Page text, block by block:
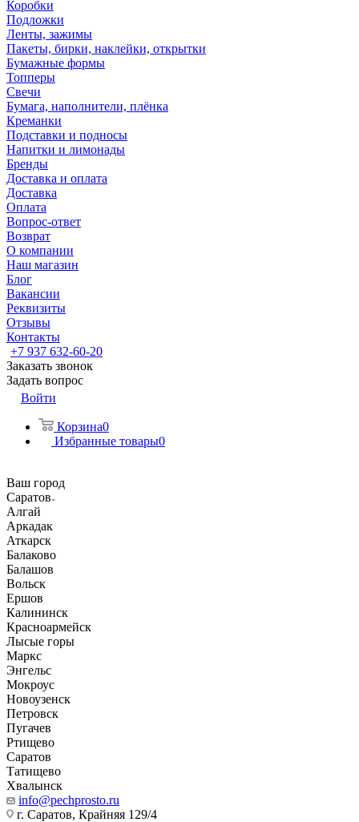
Коробки
Подложки
Ленты, зажимы
Пакеты, бирки, наклейки, открытки
Бумажные формы
Топперы
Свечи
Бумага, наполнители, плёнка
Креманки
Подставки и подносы
Напитки и лимонады
Бренды
Доставка и оплата
Доставка
Оплата
Вопрос-ответ
Возврат
О компании
Наш магазин
Блог
Вакансии
Реквизиты
Отзывы
Контакты
+7 937 632-60-20
Заказать звонок
Задать вопрос
Войти
Корзина0
Избранные товары0
Ваш город
Саратов
Алгай
Аркадак
Аткарск
Балаково
Балашов
Вольск
Ершов
Калининск
Красноармейск
Лысые горы
Маркс
Энгельс
Мокроус
Новоузенск
Петровск
Пугачев
Ртищево
Саратов
Татищево
Хвалынск
info@pechprosto.ru
г. Саратов, Крайняя 129/4